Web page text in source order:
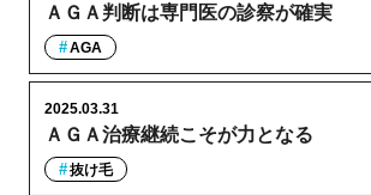
ＡＧＡ判断は専門医の診察が確実
AGA
ＡＧＡ治療継続こそが力となる
2025.03.31
抜け毛